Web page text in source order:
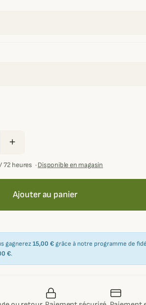
add
72 heures ·Disponible en magasin
Ajouter au panier
gagnerez15,00 € grâce à notre programme de
€.